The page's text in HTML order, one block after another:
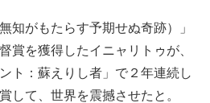
知がもたらす予期せぬ奇跡）」
賞を獲得したイニャリトゥが、
ト：蘇えりし者」で２年連続し
して、世界を震撼させたと。